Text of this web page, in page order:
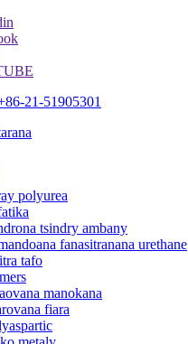
21-51905301
polyurea
tsindry ambany
fanasitranana urethane
tafo
manokana
fiara